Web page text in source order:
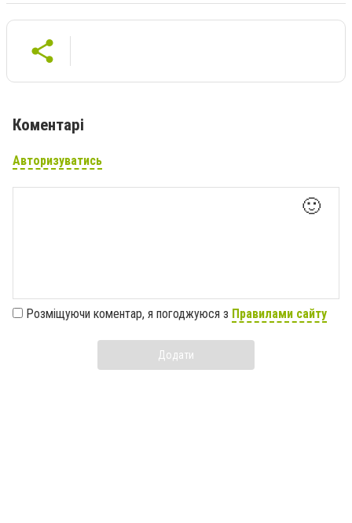
Коментарі
Авторизуватись
🙂
Розміщуючи коментар, я погоджуюся з Правилами сайту
Додати